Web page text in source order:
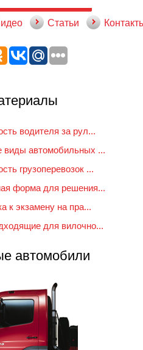
Статьи
водителя за рул...
виды автомобильных ...
грузоперевозок ...
форма для решения...
к экзамену на пра...
для вилочно...
автомобили